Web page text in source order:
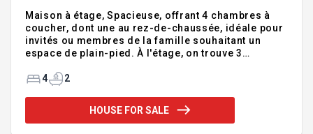
Maison à étage, Spacieuse, offrant 4 chambres à
coucher, dont une au rez-de-chaussée, idéale pour
invités ou membres de la famille souhaitant un
espace de plain-pied. À l'étage, on trouve 3
bains complète. Le rez-de-chaussée propose une
manger et cuisine à aire ouverte, créant un espace
lumineux et convivial. Vous y trouverez également
4 2
HOUSE FOR SALE